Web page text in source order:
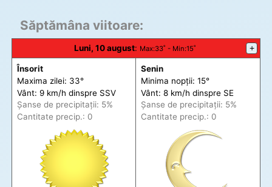
Săptămâna viitoare:
Luni, 10 august: Max:33˚ - Min:15˚ +
Însorit
Maxima zilei: 33°
Vânt: 9 km/h dinspre SSV
Șanse de precipitații: 5%
Cantitate precip.: 0
Senin
Minima nopții: 15°
Vânt: 8 km/h dinspre SE
Șanse de precipitații: 5%
Cantitate precip.: 0